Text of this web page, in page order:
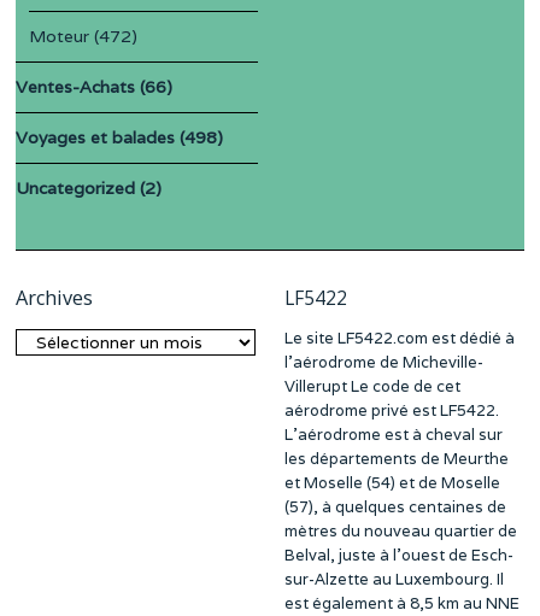
Moteur (472)
Ventes-Achats (66)
Voyages et balades (498)
Uncategorized (2)
Archives
Archives
LF5422
Le site LF5422.com est dédié à
l’aérodrome de Micheville-
Villerupt Le code de cet
aérodrome privé est LF5422.
L’aérodrome est à cheval sur
les départements de Meurthe
et Moselle (54) et de Moselle
(57), à quelques centaines de
mètres du nouveau quartier de
Belval, juste à l’ouest de Esch-
sur-Alzette au Luxembourg. Il
est également à 8,5 km au NNE